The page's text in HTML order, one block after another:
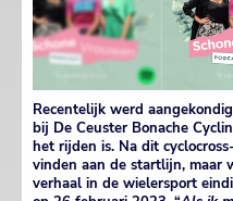
Recentelijk werd
bij De Ceuster Bonache
het rijden is. Na dit
vinden aan de startlijn, maar
verhaal in de wielersport